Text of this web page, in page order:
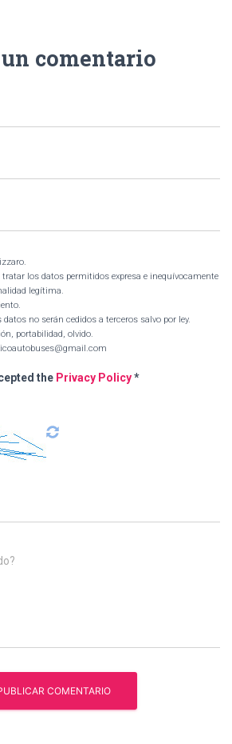
un comentario
los datos permitidos expresa e inequívocamente
legítima.
no serán cedidos a terceros salvo por ley.
portabilidad, olvido.
the Privacy Policy*